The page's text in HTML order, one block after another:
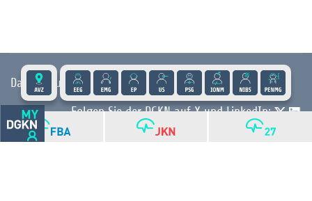
Datenschutz |Impressum| Kontakt | Presse
Folgen Sie der DGKN auf X und LinkedIn:
© 2026 DGKN | Privacy by Design